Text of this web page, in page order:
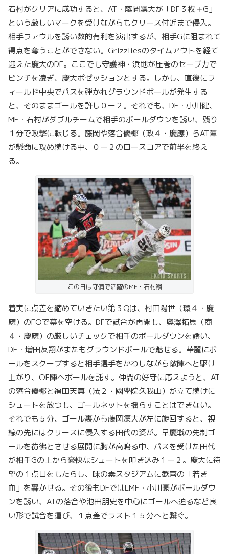
石村がクリアに成功すると、AT・藤岡凜大が「DF３枚＋G」
という厳しいマークを受けながらもクリース付近まで侵入。
相手ファウルを誘い数的有利を演出するが、相手Gに阻まれて
得点を奪うことができない。Grizzliesのタイムアウトを経て
迎えた慶大のDF。ここでも守護神・浜地が圧巻のセーブ力で
ピンチを凌ぎ、慶大ポゼッションとする。しかし、直後にフ
ィールド中央でパスを弾かれグラウンドボールが発生する
と、そのままゴールを許し０ー２。それでも、DF・小川健、
MF・石村がダブルチームで相手のボールダウンを誘い、残り
１分で攻撃に転じる。藤岡や落合優椰（政４・慶應）らAT陣
が懸命に攻め続ける中、０ー２のロースコアで前半を終え
る。
この日は守備で活躍のMF・石村嶺
着実に点差を縮めていきたい第３Qは、村田陽世（環４・慶
應）のFOで幕を空ける。DFで試合が再開も、奥澤拓馬（商
４・慶應）の厳しいチェックで相手のボールダウンを誘い、
DF・増田友翔がまたもグラウンドボールで魅せる。華麗にボ
ールをスクープすると相手選手をかわしながら敵陣へと駆け
上がり、OF陣へボールを託す。仲間の好守に応えようと、AT
の落合優椰と福田天真（法２・國學院久我山）が立て続けに
シュートを放つも、ゴールネットを揺らすことはできない。
それでも５分、ゴール裏から藤岡凜大が左に旋回すると、視
線の先にはクリースに侵入する田代の姿が。早慶戦の先制ゴ
ールを彷彿とさせる展開に胸が高鳴る中、パスを受けた田代
が相手Gの上から豪快なシュートを叩き込み１ー２。慶大に待
望の１点目をもたらし、味の素スタジアムに歓喜の「若き
血」を轟かせる。その後もDFではLMF・小川豪がボールダウ
ンを誘い、ATの落合や池田朋史を中心にゴールへ迫るなど良
い形で試合を運び、１点差でラスト１５分へと繋ぐ。